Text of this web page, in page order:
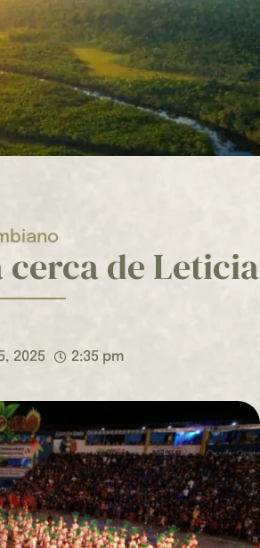
cerca de Leticia
2025 2:35 pm